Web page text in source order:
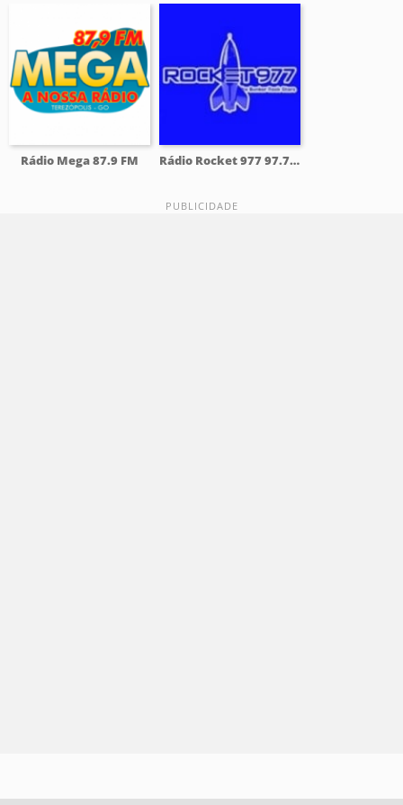
Rádio Mega 87.9 FM Rádio Rocket 977 97.7 FM